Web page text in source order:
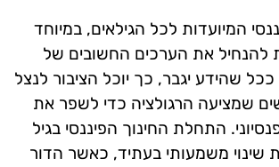
המיועדות לכל הגילאים, במיוחד
להנחיל את הערכים החשובים של
שהידע יגבר, כך יוכל הציבור לנצל
שמציעה הרגולציה כדי לשפר את
התחלת החינוך הפיננסי בגיל
שינוי משמעותי בעתיד, כאשר הדור